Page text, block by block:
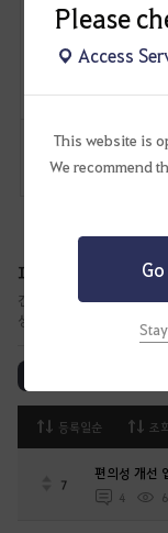
Please
Access
This website is
We recommend
1
Lv
피드백 게시판
건의 게시판에서 많은 공감
상황을 공유해 드립니다.
등록일순 조
7
편의성 개선
4